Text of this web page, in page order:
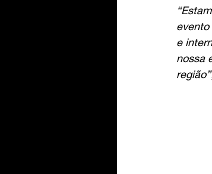
e
nossa